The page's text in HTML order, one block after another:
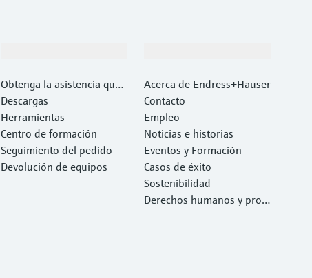
Obtenga la asistencia que
necesita con rapidez
Descargas
Herramientas
Centro de formación
Seguimiento del pedido
Devolución de equipos
Acerca de Endress+Hauser
Contacto
Empleo
Noticias e historias
Eventos y Formación
Casos de éxito
Sostenibilidad
Derechos humanos y prote